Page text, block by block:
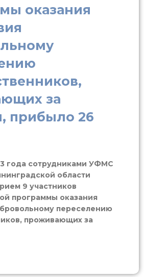
оказания
за
прибыло 26
года сотрудниками УФМС
области
9 участников
программы оказания
переселению
проживающих за